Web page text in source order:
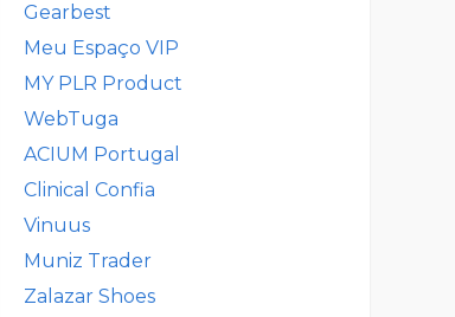
Gearbest
Meu Espaço VIP
MY PLR Product
WebTuga
ACIUM Portugal
Clinical Confia
Vinuus
Muniz Trader
Zalazar Shoes